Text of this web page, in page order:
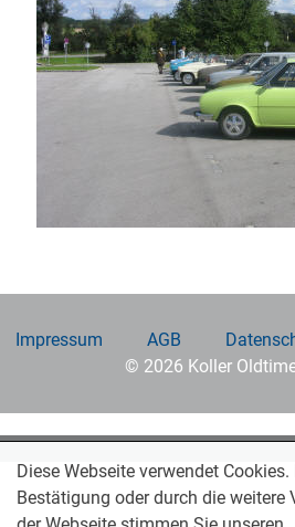
Impressum AGB
© 2026 Koller
Diese Webseite verwendet
Bestätigung oder durch die weitere